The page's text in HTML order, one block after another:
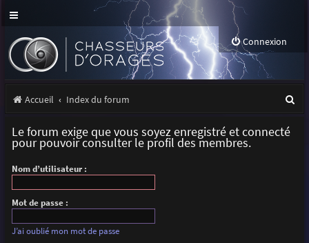
Connexion
Accueil Index du forum
Le forum exige que vous soyez enregistré et connecté
pour pouvoir consulter le profil des membres.
Nom d’utilisateur :
Mot de passe :
J’ai oublié mon mot de passe